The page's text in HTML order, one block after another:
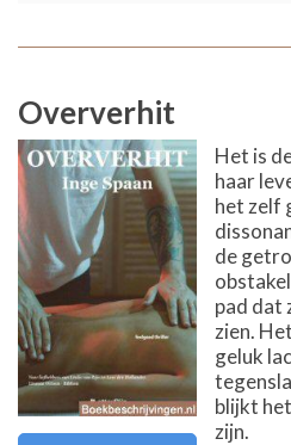
Oververhit
Het is
haar
het zelf
de
pad dat
zien.
geluk
blijkt
zijn.